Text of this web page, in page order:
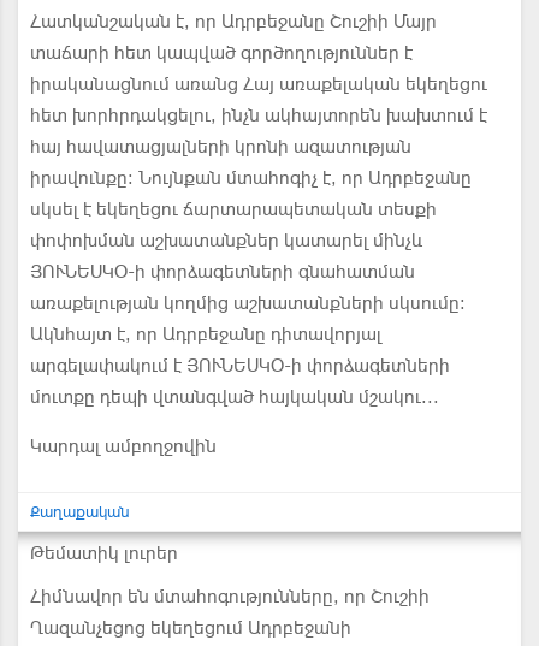
Հատկանշական է, որ Ադրբեջանը Շուշիի Մայր
տաճարի հետ կապված գործողություններ է
իրականացնում առանց Հայ առաքելական եկեղեցու
հետ խորհրդակցելու, ինչն ակհայտորեն խախտում է
հայ հավատացյալների կրոնի ազատության
իրավունքը։ Նույնքան մտահոգիչ է, որ Ադրբեջանը
սկսել է եկեղեցու ճարտարապետական տեսքի
փոփոխման աշխատանքներ կատարել մինչև
ՅՈՒՆԵՍԿՕ-ի փորձագետների գնահատման
առաքելության կողմից աշխատանքների սկսումը։
Ակնհայտ է, որ Ադրբեջանը դիտավորյալ
արգելափակում է ՅՈՒՆԵՍԿՕ-ի փորձագետների
մուտքը դեպի վտանգված հայկական մշակու...
Կարդալ ամբողջովին
Քաղաքական
Թեմատիկ լուրեր
Հիմնավոր են մտահոգությունները, որ Շուշիի
Ղազանչեցոց եկեղեցում Ադրբեջանի